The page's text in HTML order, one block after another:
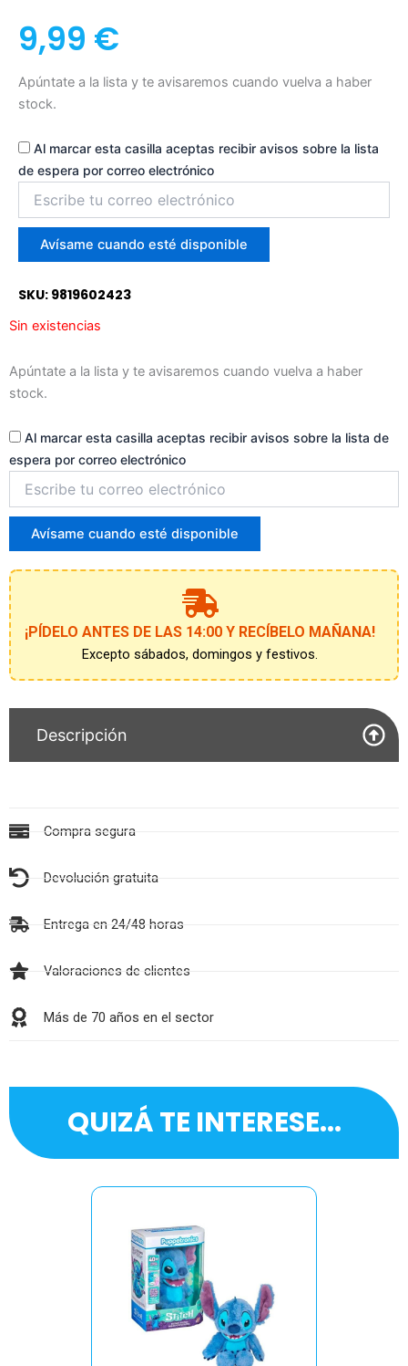
9,99 €
Apúntate a la lista y te avisaremos cuando vuelva a haber
stock.
Al marcar esta casilla aceptas recibir avisos sobre la lista
de espera por correo electrónico
correo
para
unirte
la
lista
de
Avísame cuando esté disponible
SKU: 9819602423
Sin existencias
Apúntate a la lista y te avisaremos cuando vuelva a haber
stock.
Al marcar esta casilla aceptas recibir avisos sobre la lista de
espera por correo electrónico
correo
para
unirte
a
la
lista
de
espera
Avísame cuando esté disponible
¡PÍDELO ANTES DE LAS 14:00 Y RECÍBELO MAÑANA!
Excepto sábados, domingos y festivos.
Descripción
Compra segura
Devolución gratuita
Entrega en 24/48 horas
Valoraciones de clientes
Más de 70 años en el sector
QUIZÁ TE INTERESE...